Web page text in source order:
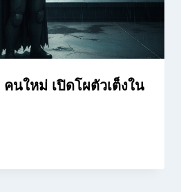
นใหม่ เปิดโผตัวเต็งใน